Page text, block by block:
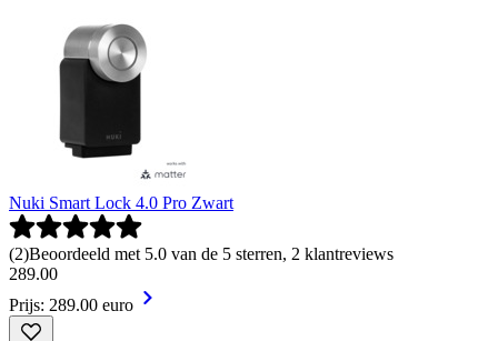
Nuki Smart Lock 4.0 Pro Zwart
(2)Beoordeeld met 5.0 van de 5 sterren, 2 klantreviews
289.00
Prijs: 289.00 euro